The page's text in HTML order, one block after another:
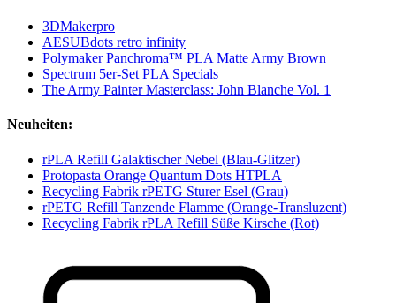
3DMakerpro
AESUBdots retro infinity
Polymaker Panchroma™ PLA Matte Army Brown
Spectrum 5er-Set PLA Specials
The Army Painter Masterclass: John Blanche Vol. 1
Neuheiten:
rPLA Refill Galaktischer Nebel (Blau-Glitzer)
Protopasta Orange Quantum Dots HTPLA
Recycling Fabrik rPETG Sturer Esel (Grau)
rPETG Refill Tanzende Flamme (Orange-Transluzent)
Recycling Fabrik rPLA Refill Süße Kirsche (Rot)